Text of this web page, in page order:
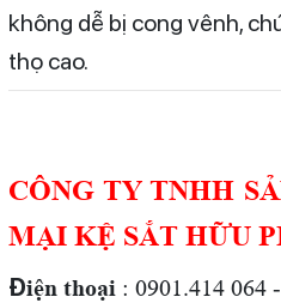
không dễ bị cong vênh,
thọ cao.
CÔNG TY TNHH
MẠI KỆ SẮT HỮU
Điện thoại : 0901.414 064